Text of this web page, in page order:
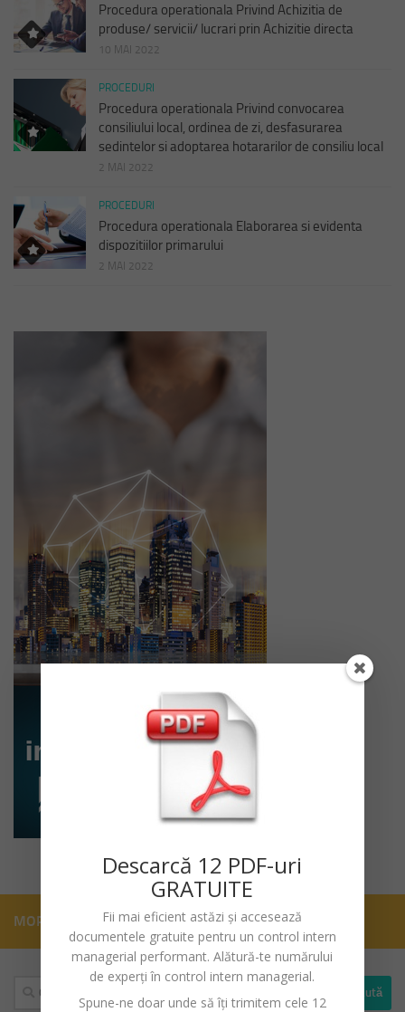
Procedura operationala Privind Achizitia de
produse/ servicii/ lucrari prin Achizitie directa
10 MAI 2022
PROCEDURI
Procedura operationala Privind convocarea
consiliului local, ordinea de zi, desfasurarea
sedintelor si adoptarea hotararilor de consiliu local
2 MAI 2022
PROCEDURI
Procedura operationala Elaborarea si evidenta
dispozitiilor primarului
2 MAI 2022
MORE
Caută
Descarcă 12 PDF-uri
GRATUITE
Fii mai eficient astăzi și accesează
documentele gratuite pentru un control intern
managerial performant. Alătură-te numărului
de experți în control intern managerial.
Spune-ne doar unde să îți trimitem cele 12